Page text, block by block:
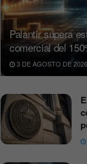
Palantir supera
comercial del
3 DE AGOSTO DE 2026